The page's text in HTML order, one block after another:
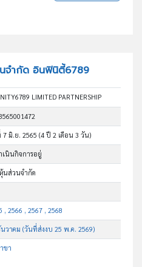
จำกัด อินฟินิตี้6789
LIMITED PARTNERSHIP
7 มิ.ย. 2565(4 ปี 2 เดือน 3 วัน)
เนินกิจการอยู่
นส่วนจำกัด
, 2566 , 2567 , 2568
วาคม (วันที่ส่งงบ 25 พ.ค. 2569)
ขา